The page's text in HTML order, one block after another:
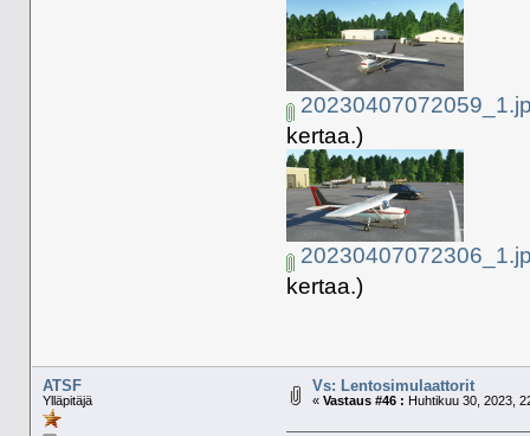
kertaa.)
kertaa.)
ATSF
Ylläpitäjä
Vs: Lentosimulaattorit
« Vastaus #46 : Huhtikuu 30, 2023,